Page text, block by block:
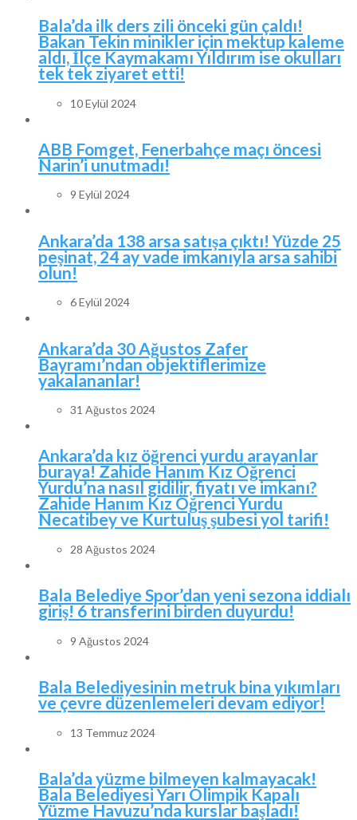
Bala’da ilk ders zili önceki gün çaldı!
Bakan Tekin minikler için mektup kaleme
aldı, İlçe Kaymakamı Yıldırım ise okulları
tek tek ziyaret etti!
10 Eylül 2024
ABB Fomget, Fenerbahçe maçı öncesi
Narin’i unutmadı!
9 Eylül 2024
Ankara’da 138 arsa satışa çıktı! Yüzde 25
peşinat, 24 ay vade imkanıyla arsa sahibi
olun!
6 Eylül 2024
Ankara’da 30 Ağustos Zafer
Bayramı’ndan objektiflerimize
yakalananlar!
31 Ağustos 2024
Ankara’da kız öğrenci yurdu arayanlar
buraya! Zahide Hanım Kız Öğrenci
Yurdu’na nasıl gidilir, fiyatı ve imkanı?
Zahide Hanım Kız Öğrenci Yurdu
Necatibey ve Kurtuluş şubesi yol tarifi!
28 Ağustos 2024
Bala Belediye Spor’dan yeni sezona iddialı
giriş! 6 transferini birden duyurdu!
9 Ağustos 2024
Bala Belediyesinin metruk bina yıkımları
ve çevre düzenlemeleri devam ediyor!
13 Temmuz 2024
Bala’da yüzme bilmeyen kalmayacak!
Bala Belediyesi Yarı Olimpik Kapalı
Yüzme Havuzu’nda kurslar başladı!